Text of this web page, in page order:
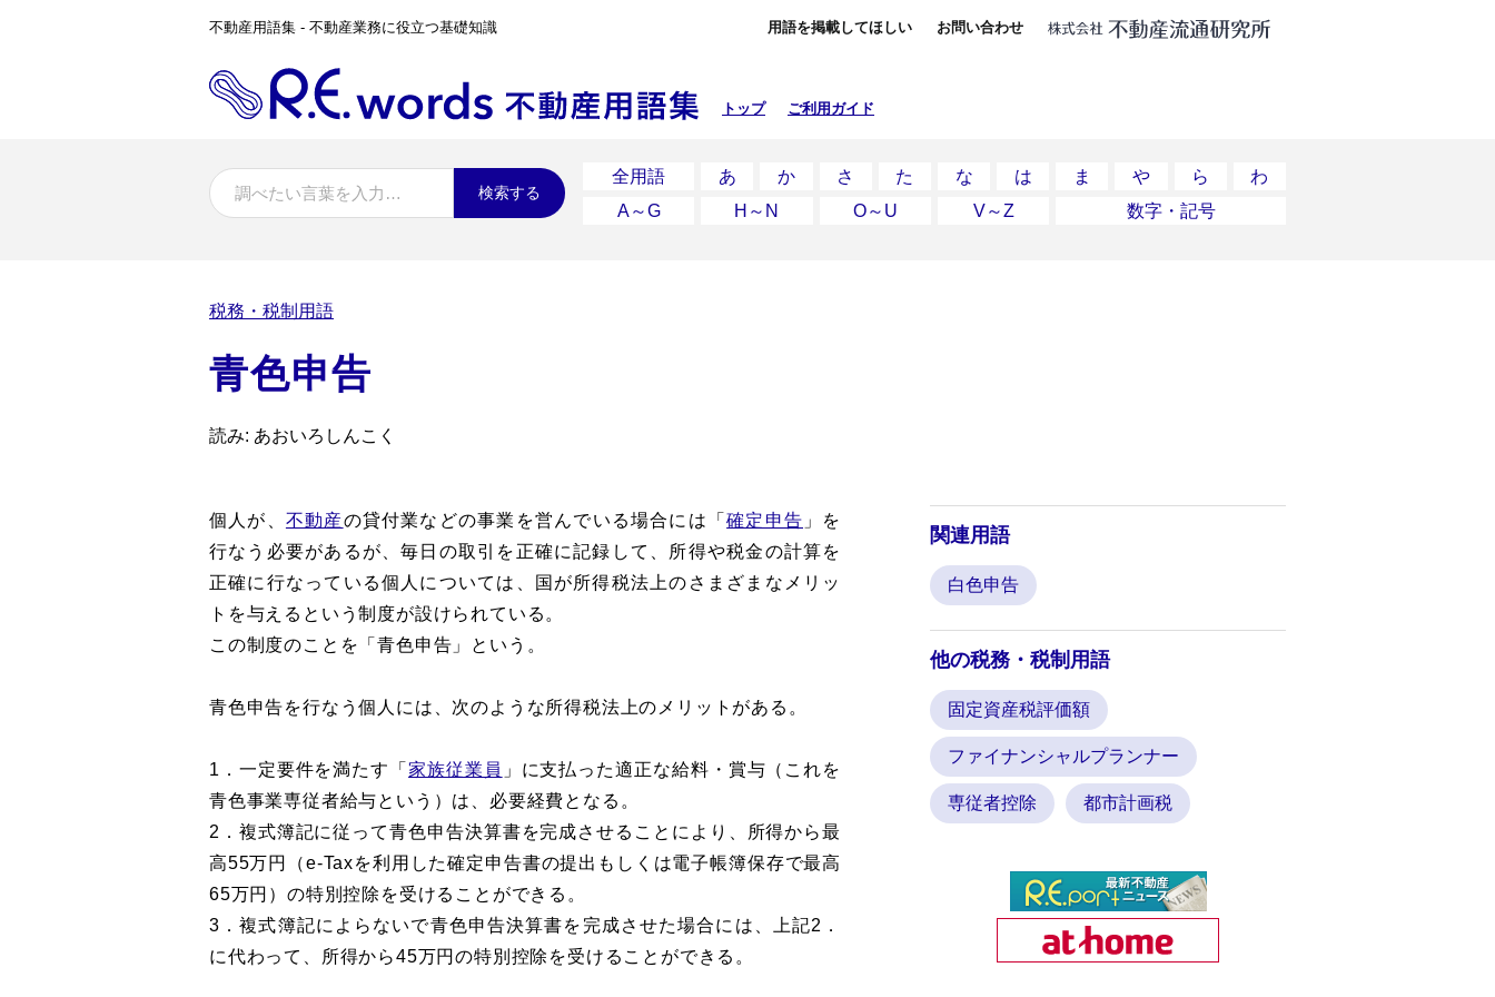
不動産用語集 - 不動産業務に役立つ基礎知識 用語を掲載してほしい お問い合わせ
トップ ご利用ガイド
検索する
全用語 あ か さ た な は ま や ら
わ
A～G
H～N O～U V～Z 数字・記号
税務・税制用語
青色申告
読み: あおいろしんこく
個人が、 不動産の貸付業などの事業を営んでいる場合には「確定申告 」を
行なう必要があるが、毎日の取引を正確に記録して、所得や税金の計算を
正確に行なっている個人については、国が所得税法上のさまざまなメリッ
トを与えるという制度が設けられている。
この制度のことを「青色申告」という。
青色申告を行なう個人には、次のような所得税法上のメリットがある。
1．一定要件を満たす「家族従業員 」に支払った適正な給料・賞与（これを
青色事業専従者給与という）は、必要経費となる。
2．複式簿記に従って青色申告決算書を完成させることにより、所得から最
高55万円（e-Taxを利用した確定申告書の提出もしくは電子帳簿保存で最高
65万円）の特別控除を受けることができる。
3．複式簿記によらないで青色申告決算書を完成させた場合には、上記2．
に代わって、所得から45万円の特別控除を受けることができる。
関連用語
白色申告
他の税務・税制用語
固定資産税評価額
ファイナンシャルプランナー
専従者控除 都市計画税